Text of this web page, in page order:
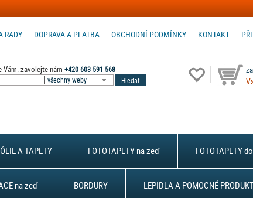
KONTAKT
OBCHODNÍ PODMÍNKY
DOPRAVA A PLATBA
RADY
Vám. zavolejte nám+420 603 591 568
všechny weby
A TAPETY FOTOTAPETY na zeď FOTOTAPETY
na zeď BORDURY LEPIDLA A POMOCNÉ